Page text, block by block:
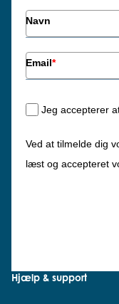
Navn
Email*
Jeg accepterer
Ved at tilmelde dig
læst og accepteret
Hjælp & support